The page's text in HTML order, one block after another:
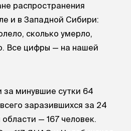
распространения
и в Западной Сибири:
сколько умерло,
Все цифры — на нашей
за минувшие сутки 64
заразившихся за 24
— 167 человек.